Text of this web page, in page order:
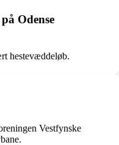
Odense
hestevæddeløb.
Vestfynske